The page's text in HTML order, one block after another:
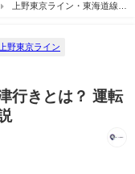
上野東京ライン・東海道線の
上野東京ライン
行きとは？ 運転